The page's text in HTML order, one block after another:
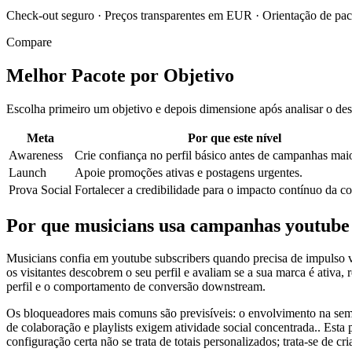
Check-out seguro · Preços transparentes em EUR · Orientação de
Compare
Melhor Pacote por Objetivo
Escolha primeiro um objetivo e depois dimensione após analisar o
Meta
Por que este nível
Awareness
Crie confiança no perfil básico antes de campanhas
Launch
Apoie promoções ativas e postagens urgentes.
Prova Social Fortalecer a credibilidade para o impacto contínuo da
Por que musicians usa campanhas
Musicians confia em youtube subscribers quando precisa de impulso
os visitantes descobrem o seu perfil e avaliam se a sua marca é
perfil e o comportamento de conversão downstream.
Os bloqueadores mais comuns são previsíveis: o envolvimento na
de colaboração e playlists exigem atividade social concentrada..
configuração certa não se trata de totais personalizados; trata-se de